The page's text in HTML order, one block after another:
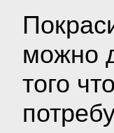
можно
того